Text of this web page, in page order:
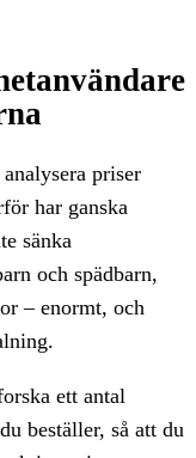
priser
har ganska
sänka
och spädbarn,
– enormt, och
ett antal
beställer, så att du